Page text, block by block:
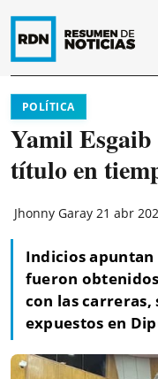
POLÍTICA
Yamil
título en
Jhonny Garay 21 abr
Indicios
fueron
con las carreras,
expuestos en